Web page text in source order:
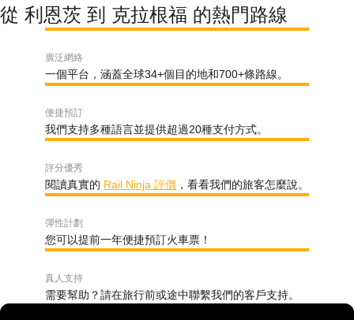
從 利恩茨 到 克拉根福 的熱門路線
廣泛網絡
一個平台，涵蓋全球34+個目的地和700+條路線。
便捷預訂
我們支持多種語言並提供超過20種支付方式。
評分優秀
閱讀真實的 Rail Ninja 評價 ，看看我們的旅客怎麼說。
彈性計劃
您可以提前一年便捷預訂火車票！
真人支持
需要幫助？請在旅行前或途中聯繫我們的客戶支持。